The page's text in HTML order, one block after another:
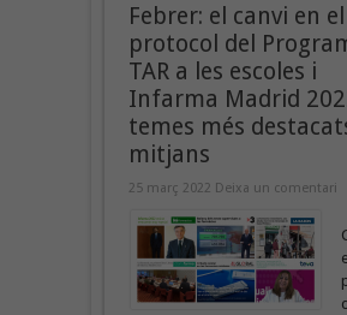
Febrer: el canvi en el
protocol del
TAR a les escoles i
Infarma Madrid
temes més
mitjans
25 març 2022 Deixa un comentari